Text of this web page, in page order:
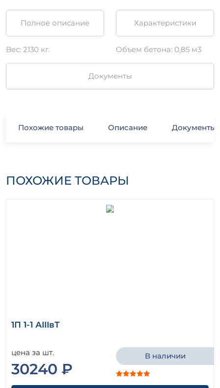
Полное описание Характеристики
Вес: 2130 кг. Объем бетона: 0,85 м3
Документы
Похожие товары Описание Документы
ПОХОЖИЕ ТОВАРЫ
1П 1-1 АIIIвТ
цена за шт.
30240 ₽
В наличии